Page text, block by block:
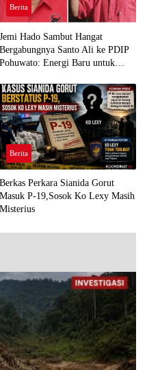
Berita
Jemi Hado Sambut Hangat
Bergabungnya Santo Ali ke PDIP
Pohuwato: Energi Baru untuk
Berita
Berkas Perkara Sianida Gorut
Masuk P-19,Sosok Ko Lexy Masih
Misterius